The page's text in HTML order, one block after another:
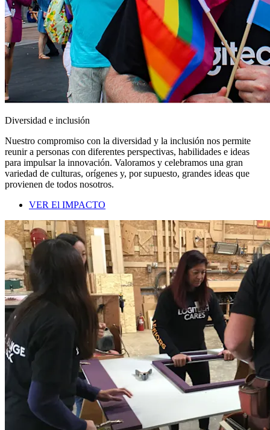
Diversidad e inclusión
Nuestro compromiso con la diversidad y la inclusión nos permite
reunir a personas con diferentes perspectivas, habilidades e ideas
para impulsar la innovación. Valoramos y celebramos una gran
variedad de culturas, orígenes y, por supuesto, grandes ideas que
provienen de todos nosotros.
VER El IMPACTO